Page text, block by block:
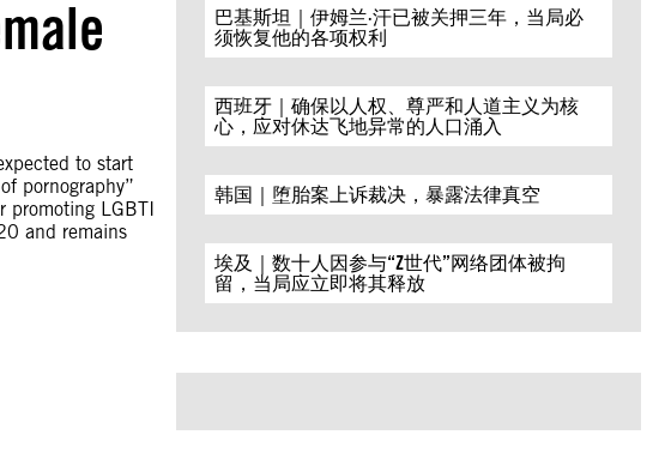
to start
pornography”
promoting LGBTI
and remains
巴基斯坦｜伊姆兰·汗已被关押三年，当局必
须恢复他的各项权利
西班牙｜确保以人权、尊严和人道主义为核
心，应对休达飞地异常的人口涌入
韩国｜堕胎案上诉裁决，暴露法律真空
埃及｜数十人因参与“Z世代”网络团体被拘
留，当局应立即将其释放